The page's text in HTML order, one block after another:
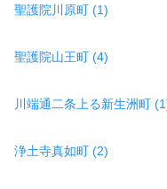
聖護院川原町 (1)
聖護院山王町 (4)
川端通二条上る新生洲町
浄土寺真如町 (2)